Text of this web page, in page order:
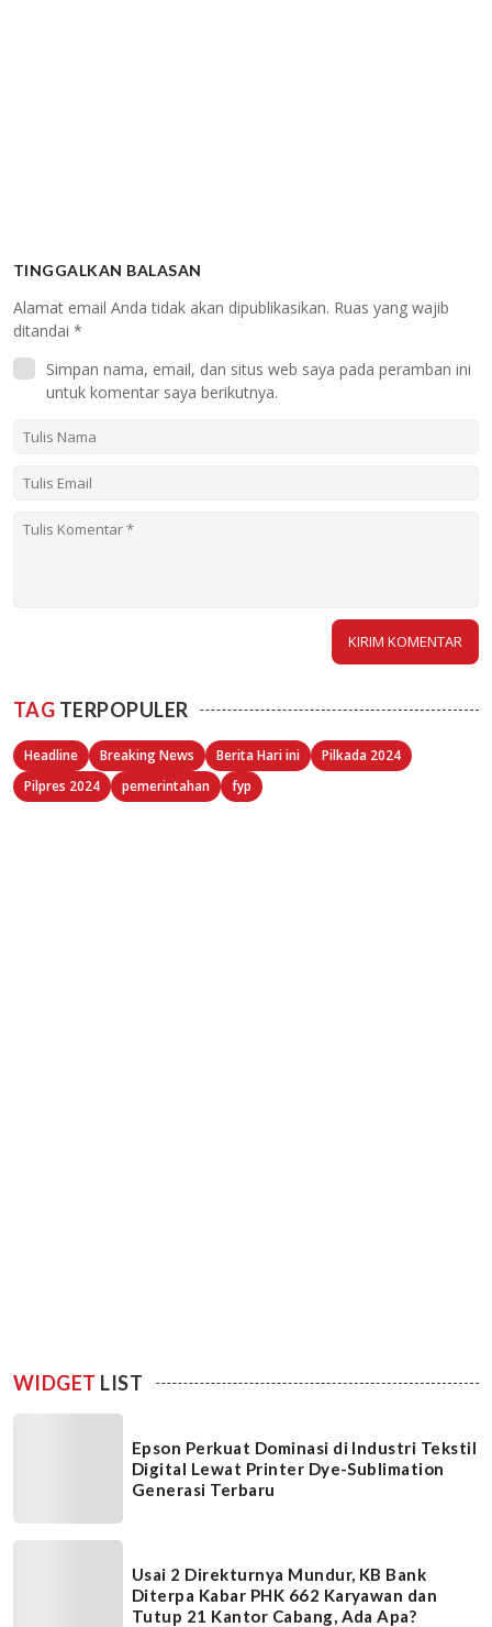
TINGGALKAN BALASAN
Alamat email Anda tidak akan dipublikasikan. Ruas yang wajib
ditandai *
Simpan nama, email, dan situs web saya pada peramban ini
untuk komentar saya berikutnya.
TAG TERPOPULER
Headline Breaking News Berita Hari ini
Pilkada 2024
Pilpres 2024
pemerintahan fyp
WIDGET LIST
Epson Perkuat Dominasi di Industri Tekstil
Digital Lewat Printer Dye-Sublimation
Generasi Terbaru
Usai 2 Direkturnya Mundur, KB Bank
Diterpa Kabar PHK 662 Karyawan dan
Tutup 21 Kantor Cabang, Ada Apa?